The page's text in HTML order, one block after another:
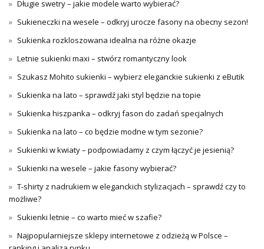
Długie swetry – jakie modele warto wybierać?
Sukieneczki na wesele – odkryj urocze fasony na obecny sezon!
Sukienka rozkloszowana idealna na różne okazje
Letnie sukienki maxi – stwórz romantyczny look
Szukasz Mohito sukienki – wybierz eleganckie sukienki z eButik
Sukienka na lato – sprawdź jaki styl będzie na topie
Sukienka hiszpanka – odkryj fason do zadań specjalnych
Sukienka na lato – co będzie modne w tym sezonie?
Sukienki w kwiaty – podpowiadamy z czym łączyć je jesienią?
Sukienki na wesele – jakie fasony wybierać?
T-shirty z nadrukiem w eleganckich stylizacjach – sprawdź czy to
możliwe?
Sukienki letnie – co warto mieć w szafie?
Najpopularniejsze sklepy internetowe z odzieżą w Polsce –